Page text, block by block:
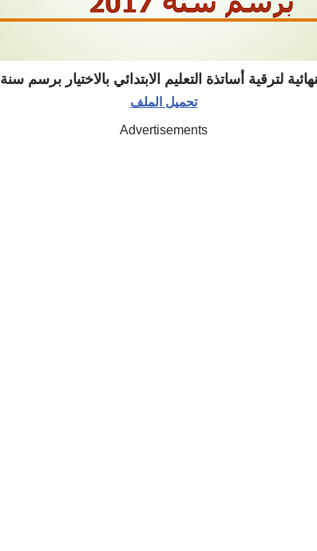
لترقية أساتذة التعليم الابتدائي بالاختيار برسم سنة 2017
تحميل الملف
Advertisements